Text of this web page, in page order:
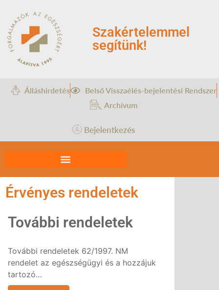
Szakértelemmel
segítünk!
Álláshirdetés
Belső Visszaélés-bejelentési Rendszer
Archívum
Bejelentkezés
Érvényes rendeletek
További rendeletek
További rendeletek 62/1997. NM
rendelet az egészségügyi és a hozzájuk
tartozó…